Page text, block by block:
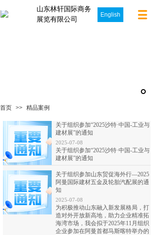
山东林轩国际商务
展览有限公司
English
首页 >> 精品案例
关于组织参加“2025沙特·中国-工业与
建材展”的通知
2025-07-08
关于组织参加“2025沙特·中国-工业与
建材展”的通知
关于组织参加山东贸促海外行—2025
阿曼国际建材五金及轮胎汽配展的通
知
2025-07-08
为积极推动山东融入新发展格局，打
造对外开放新高地，助力企业精准拓
海湾市场，我会拟于2025年11月组织
企业参加在阿曼首都马斯喀特举办的